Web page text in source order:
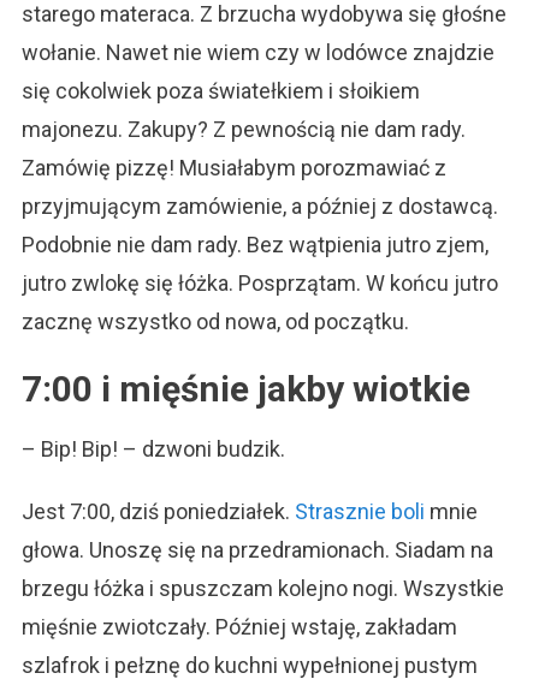
starego materaca. Z brzucha wydobywa się głośne
wołanie. Nawet nie wiem czy w lodówce znajdzie
się cokolwiek poza światełkiem i słoikiem
majonezu. Zakupy? Z pewnością nie dam rady.
Zamówię pizzę! Musiałabym porozmawiać z
przyjmującym zamówienie, a później z dostawcą.
Podobnie nie dam rady. Bez wątpienia jutro zjem,
jutro zwlokę się łóżka. Posprzątam. W końcu jutro
zacznę wszystko od nowa, od początku.
7:00 i mięśnie jakby wiotkie
– Bip! Bip! – dzwoni budzik.
Jest 7:00, dziś poniedziałek. Strasznie boli mnie
głowa. Unoszę się na przedramionach. Siadam na
brzegu łóżka i spuszczam kolejno nogi. Wszystkie
mięśnie zwiotczały. Później wstaję, zakładam
szlafrok i pełznę do kuchni wypełnionej pustym